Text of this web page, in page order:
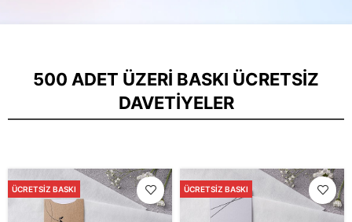
500 ADET ÜZERI BASKI ÜCRETSIZ
DAVETIYELER
ÜCRETSIZ BASKI ÜCRETSIZ BASKI